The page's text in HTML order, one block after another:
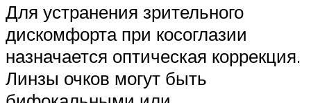
Для устранения зрительного
дискомфорта при косоглазии
назначается оптическая коррекция.
Линзы очков могут быть